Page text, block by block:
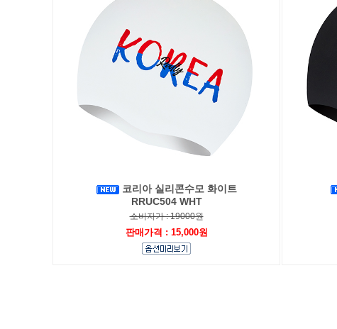
코리아 실리콘수모 화이트
RRUC504 WHT
소비자가 : 19000원
판매가격 : 15,000원